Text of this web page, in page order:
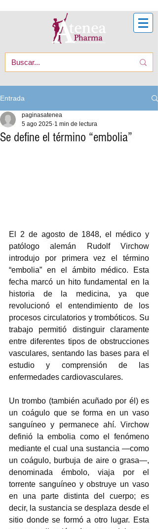
Entrada
Se define el término “embolia”
paginasatenea
5 ago 2025 1 min de lectura
El 2 de agosto de 1848, el médico y
patólogo alemán Rudolf Virchow
introdujo por primera vez el término
“embolia” en el ámbito médico. Esta
fecha marcó un hito fundamental en la
historia de la medicina, ya que
revolucionó el entendimiento de los
procesos circulatorios y trombóticos. Su
trabajo permitió distinguir claramente
entre diferentes tipos de obstrucciones
vasculares, sentando las bases para el
estudio y comprensión de las
enfermedades cardiovasculares.
Un trombo (también acuñado por él) es
un coágulo que se forma en un vaso
sanguíneo y permanece ahí. Virchow
definió la embolia como el fenómeno
mediante el cual una sustancia —como
un coágulo, burbuja de aire o grasa—,
denominada émbolo, viaja por el
torrente sanguíneo y obstruye un vaso
en una parte distinta del cuerpo; es
decir, la sustancia se desplaza desde el
sitio donde se formó a otro lugar. Esta